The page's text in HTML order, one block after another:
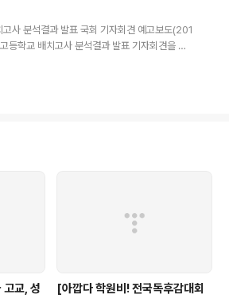
교 교육과정에서 문제가 출제된 학교는 얼마나
인 74개 ..
사 분석결과 발표 국회 기자회견 예고보도(201
학교 배치고사 분석결과 발표 기자회견을 갖
는세상과 국회 교육문화체육관광위원회 소속의
는 수학 배치고사만 분석함. □ 조사 대상은 서
, 대구 3개 등 총 169개교이며, ..
교, 성
[아깝다 학원비! 전국독후감대회